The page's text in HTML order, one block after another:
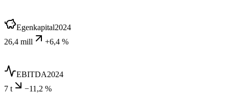
Egenkapital2024
26,4 mill
+6,4 %
EBITDA2024
7 t
−11,2 %